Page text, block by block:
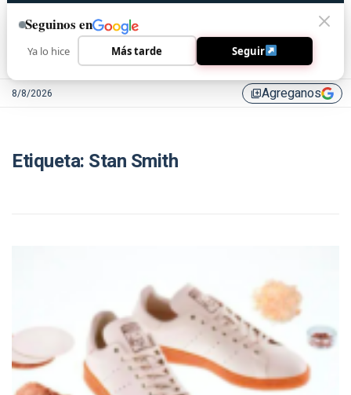
8/8/2026 library_addAgreganos
Etiqueta: Stan Smith
Seguinos en
Ya lo hice Más tarde Seguir